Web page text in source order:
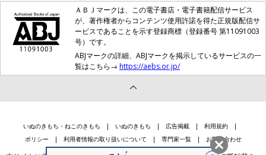
ＡＢＪマークは、この電子書店・電子書籍配信サービス
が、著作権者からコンテンツ使用許諾を得た正規版配信サ
ービスであることを示す登録商標（登録番号 第11091003
号）です。
ABJマークの詳細、ABJマークを掲示しているサービスの一
覧はこちら→ https://aebs.or.jp/
いぬのきもち・ねこのきもち いぬのきもち 広告掲載
利用規約
ポリシー
利用者情報の取り扱いについて 専門家一覧 お問い合わせ